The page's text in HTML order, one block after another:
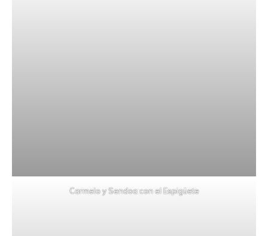
Carmelo y Sendoa con el Espigüete